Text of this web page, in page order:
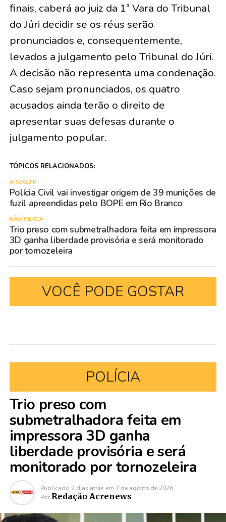
finais, caberá ao juiz da 1ª Vara do Tribunal
do Júri decidir se os réus serão
pronunciados e, consequentemente,
levados a julgamento pelo Tribunal do Júri.
A decisão não representa uma condenação.
Caso sejam pronunciados, os quatro
acusados ainda terão o direito de
apresentar suas defesas durante o
julgamento popular.
TÓPICOS RELACIONADOS:
A SEGUIR
Polícia Civil vai investigar origem de 39 munições de
fuzil apreendidas pelo BOPE em Rio Branco
NÃO PERCA
Trio preso com submetralhadora feita em impressora
3D ganha liberdade provisória e será monitorado
por tornozeleira
VOCÊ PODE GOSTAR
POLÍCIA
Trio preso com
submetralhadora feita em
impressora 3D ganha
liberdade provisória e será
monitorado por tornozeleira
Publicado 2 dias atrás em 7 de agosto de 2026
Por Redação Acrenews